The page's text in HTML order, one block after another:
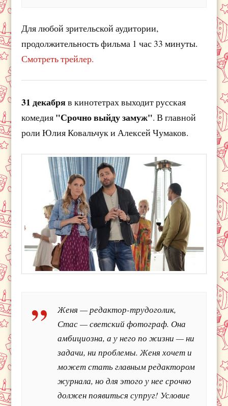
Для любой зрительской аудитории,
продолжительность фильма 1 час 33 минуты.
Смотреть трейлер.
31 декабряв кинотетрах выходит русская
комедия "Срочно выйду замуж". В главной
роли Юлия Ковальчук и Алексей Чумаков.
Женя — редактор-трудоголик,
Стас — светский фотограф. Она
амбициозна, а у него по жизни — ни
задачи, ни проблемы. Женя хочет и
может стать главным редактором
журнала, но для этого у нее срочно
должен появиться супруг! Условие